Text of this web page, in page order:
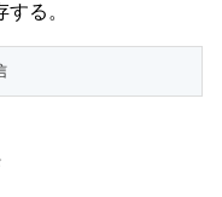
る。